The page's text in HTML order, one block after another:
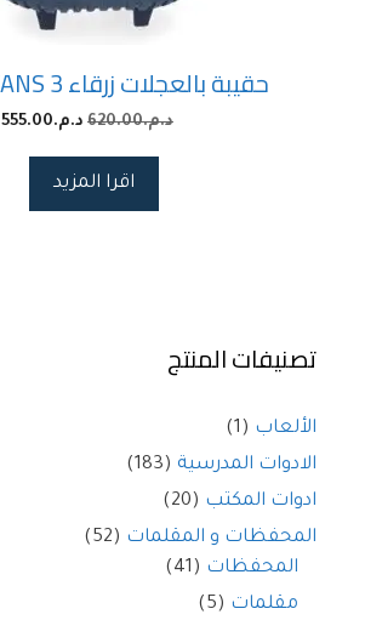
حقيبة بالعجلات زرقاء 3 PEPE JEANS
د.م.620.00 د.م.555.00
اقرا المزيد
تصنيفات المنتج
الألعاب (1)
الادوات المدرسية (183)
ادوات المكتب (20)
المحفظات و المقلمات (52)
المحفظات (41)
مقلمات (5)